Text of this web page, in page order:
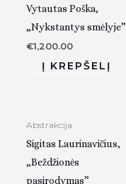
Vytautas Poška,
„Nykstantys smėlyje”
€1,200.00
Abstrakcija
Sigitas Laurinavičius,
„Beždžionės
pasirodymas”